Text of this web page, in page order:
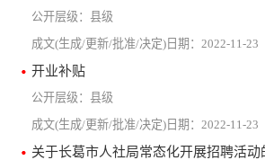
县级
2022-11-23
开业补贴
县级
2022-11-23
关于长葛市人社局常态化开展招聘活动